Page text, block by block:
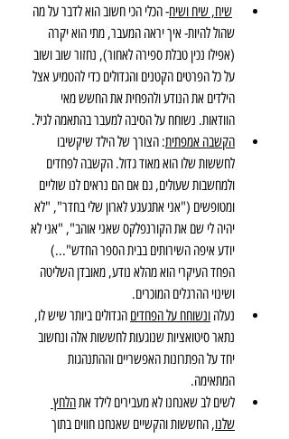
שיח, שיח ושיח- הכלי הכי חשוב הוא לדבר על מה
שהול להיות- איך יראה המעבר, מתי הוא יקרה
(אפילו נכין טבלת ספירה לאחור), נחזור שוב ושוב
על כל הפרטים הקטנים והגדולים כדי להטמיע אצל
הילדים את הנודע ולהפחית את החשש מאי
הוודאות. נשוחח על הסיבה למעבר בהתאמה לגיל.
הקשבה אמפתית: הצורך של הילד שיקשיבו
לחששות שלו הוא מאוד גדול. הקשבה לפחדים
ולמחשבות שעולים, גם אם הם נראים לנו שוליים
ומטופשים ("אני אתגעגע לארון שלי בחדר", "לא
יהיה לי שם את הקורנפלקס שאני אוהב", "אני לא
יודע איפה השירותים בבית הספר החדש"...)
הפחד העיקרי הוא מהלא נודע, מאובדן השליטה
ושינוי ההרגלים המוכרים.
נעלה ונשוחח על הפחדים הגדולים ביותר שיש לו,
נתאר סיטואציות שנוגעות לחששות אלה ונחשוב
יחד על הפתרונות האפשריים וההתנהגות
המתאימה.
לשים לב שאנחנו לא מעבירים לילד את הלחץ
שלנו, החששות והקשיים שאנחנו חווים בתוך